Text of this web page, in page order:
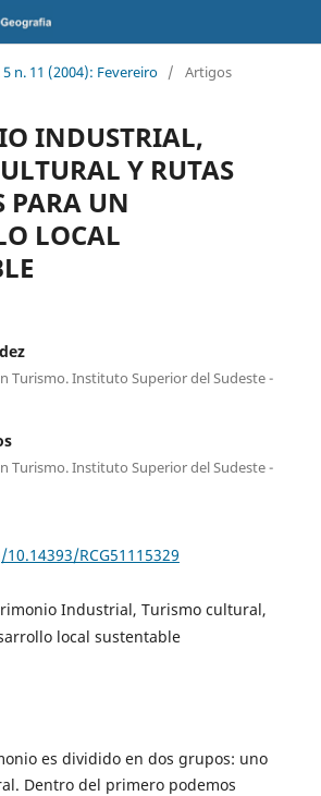
5 n. 11 (2004): Fevereiro / Artigos
INDUSTRIAL,
Y RUTAS
PARA UN
LOCAL
Turismo. Instituto Superior del Sudeste -
Turismo. Instituto Superior del Sudeste -
RCG51115329
Industrial, Turismo cultural,
local sustentable
es dividido en dos grupos: uno
Dentro del primero podemos